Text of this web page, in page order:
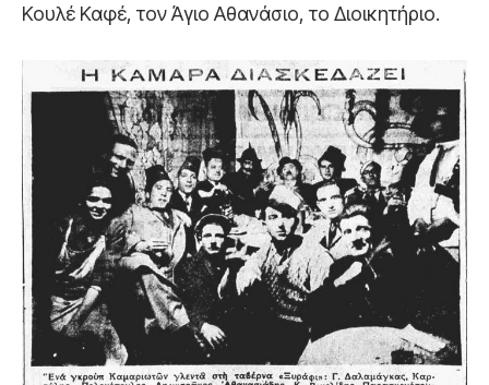
Κουλέ Καφέ, τον Άγιο Αθανάσιο, το Διοικητήριο.